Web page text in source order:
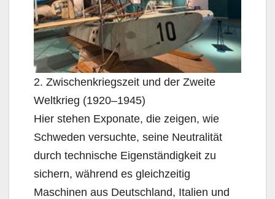
2. Zwischenkriegszeit und der Zweite
Weltkrieg (1920–1945)
Hier stehen Exponate, die zeigen, wie
Schweden versuchte, seine Neutralität
durch technische Eigenständigkeit zu
sichern, während es gleichzeitig
Maschinen aus Deutschland, Italien und